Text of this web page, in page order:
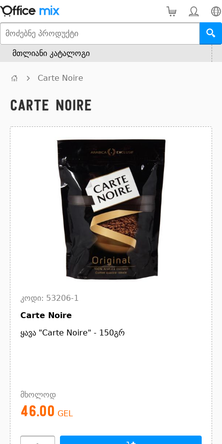
მთლიანი კატალოგი
Carte Noire
Carte Noire
კოდი: 53206-1
Carte Noire
ყავა "Carte Noire" - 150გრ
მხოლოდ
46.00 GEL